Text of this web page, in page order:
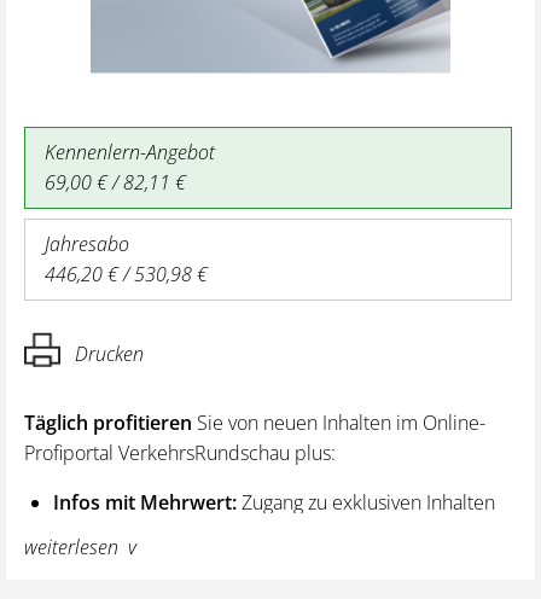
Kennenlern-Angebot
69,00 € / 82,11 €
Jahresabo
446,20 € / 530,98 €
Drucken
Täglich profitieren Sie von neuen Inhalten im Online-
Profiportal VerkehrsRundschau plus:
Infos mit Mehrwert:Zugang zu exklusiven Inhalten
und Hintergrundwissen – von aktuellen Regelungen
wie z. B. bei den Lenk- und Ruhezeiten,
weiterlesen